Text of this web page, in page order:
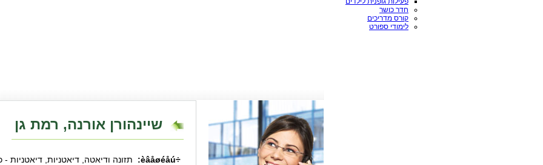
חדר כושר
קורס מדריכים
לימודי ספורט
שיינהורן אורנה, רמת גן
÷èâåøéåú:
תזונה ודיאטה, דיאטניות, דיאטניות -